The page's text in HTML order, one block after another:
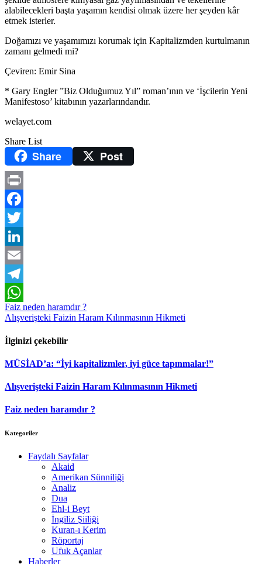
alabilecekleri başta yaşamın kendisi olmak üzere her şeyden kâr
etmek isterler.
Doğamızı ve yaşamımızı korumak için Kapitalizmden kurtulmanın
zamanı gelmedi mi?
Çeviren: Emir Sina
* Gary Engler ”Biz Olduğumuz Yıl” roman’ının ve ‘İşcilerin Yeni
Manifestoso’ kitabının yazarlarındandır.
welayet.com
Share List
Share Post
Print
Facebook
Twitter
LinkedIn
Email
Telegram
WhatsApp
Yazı
dolaşımı
Faiz neden haramdır ?
Alışverişteki Faizin Haram Kılınmasının Hikmeti
İlginizi çekebilir
MÜSİAD’a: “İyi kapitalizmler, iyi güce tapınmalar!”
Alışverişteki Faizin Haram Kılınmasının Hikmeti
Faiz neden haramdır ?
Kategoriler
Faydalı Sayfalar
Akaid
Amerikan Sünniliği
Analiz
Dua
Ehl-i Beyt
İngiliz Şiiliği
Kuran-ı Kerim
Röportaj
Ufuk Açanlar
Haberler